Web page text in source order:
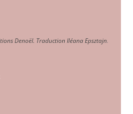
Denoël. Traduction Iléana Epsztajn.